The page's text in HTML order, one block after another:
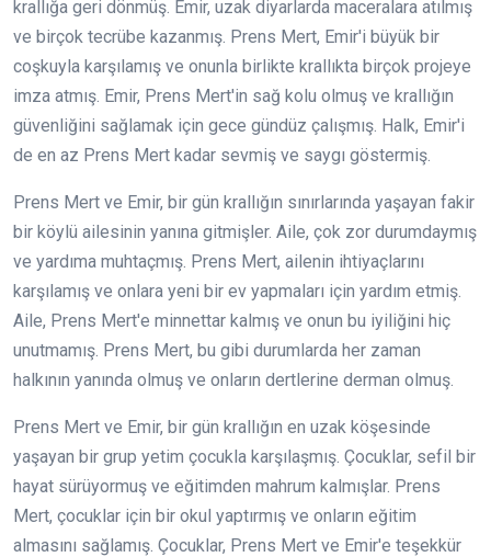
krallığa geri dönmüş. Emir, uzak diyarlarda maceralara atılmış
ve birçok tecrübe kazanmış. Prens Mert, Emir'i büyük bir
coşkuyla karşılamış ve onunla birlikte krallıkta birçok projeye
imza atmış. Emir, Prens Mert'in sağ kolu olmuş ve krallığın
güvenliğini sağlamak için gece gündüz çalışmış. Halk, Emir'i
de en az Prens Mert kadar sevmiş ve saygı göstermiş.
Prens Mert ve Emir, bir gün krallığın sınırlarında yaşayan fakir
bir köylü ailesinin yanına gitmişler. Aile, çok zor durumdaymış
ve yardıma muhtaçmış. Prens Mert, ailenin ihtiyaçlarını
karşılamış ve onlara yeni bir ev yapmaları için yardım etmiş.
Aile, Prens Mert'e minnettar kalmış ve onun bu iyiliğini hiç
unutmamış. Prens Mert, bu gibi durumlarda her zaman
halkının yanında olmuş ve onların dertlerine derman olmuş.
Prens Mert ve Emir, bir gün krallığın en uzak köşesinde
yaşayan bir grup yetim çocukla karşılaşmış. Çocuklar, sefil bir
hayat sürüyormuş ve eğitimden mahrum kalmışlar. Prens
Mert, çocuklar için bir okul yaptırmış ve onların eğitim
almasını sağlamış. Çocuklar, Prens Mert ve Emir'e teşekkür